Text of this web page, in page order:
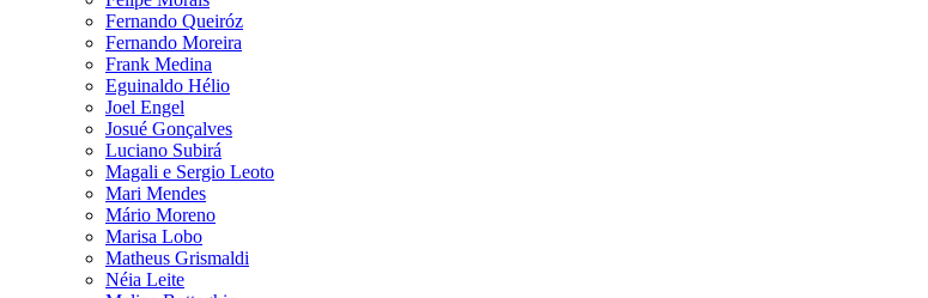
Fernando Queiróz
Fernando Moreira
Frank Medina
Eguinaldo Hélio
Joel Engel
Josué Gonçalves
Luciano Subirá
Magali e Sergio Leoto
Mari Mendes
Mário Moreno
Marisa Lobo
Matheus Grismaldi
Néia Leite